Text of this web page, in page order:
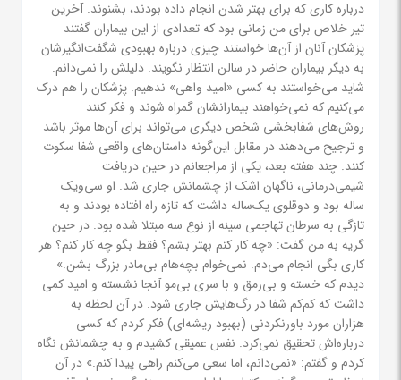
درباره کاری که برای بهتر شدن انجام داده بودند، بشنوند. آخرین
تیر خلاص برای من زمانی بود که تعدادی از این بیماران گفتند
پزشکان آنان از آن‌ها خواستند چیزی درباره بهبودی شگفت‌انگیزشان
به دیگر بیماران حاضر در سالن انتظار نگویند. دلیلش را نمی‌دانم.
شاید می‌خواستند به کسی «امید واهی» ندهیم. پزشکان را هم درک
می‌کنیم که نمی‌خواهند بیمارانشان گمراه شوند و فکر کنند
روش‌های شفابخشی شخص دیگری می‌تواند برای آن‌ها موثر باشد
و ترجیح می‌دهند در مقابل این‌گونه داستان‌های واقعی شفا سکوت
کنند. چند هفته بعد، یکی از مراجعانم در حین دریافت
شیمی‌درمانی، ناگهان اشک از چشمانش جاری شد. او سی‌ویک
ساله بود و دوقلوی یک‌ساله داشت که تازه راه افتاده بودند و به
تازگی به سرطان تهاجمی سینه از نوع سه مبتلا شده بود. در حین
گریه به من گفت: «چه کار کنم بهتر بشم؟ فقط بگو چه کار کنم؟ هر
کاری بگی انجام می‌دم. نمی‌خوام بچه‌هام بی‌مادر بزرگ بشن.»
دیدم که خسته و بی‌رمق و با سری بی‌مو آنجا نشسته و امید کمی
داشت که کم‌کم شفا در رگ‌هایش جاری شود. در آن لحظه به
هزاران مورد باورنکردنی (بهبود ریشه‌ای) فکر کردم که کسی
درباره‌اش تحقیق نمی‌کرد. نفس عمیقی کشیدم و به چشمانش نگاه
کردم و گفتم: «نمی‌دانم، اما سعی می‌کنم راهی پیدا کنم.» در آن